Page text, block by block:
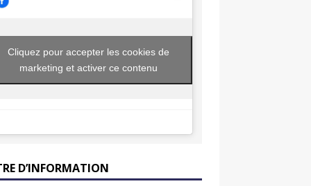
Cliquez pour accepter les cookies de
marketing et activer ce contenu
D’INFORMATION